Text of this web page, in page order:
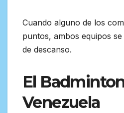
Cuando alguno de los
puntos, ambos equipos
de descanso.
El
Venezuela